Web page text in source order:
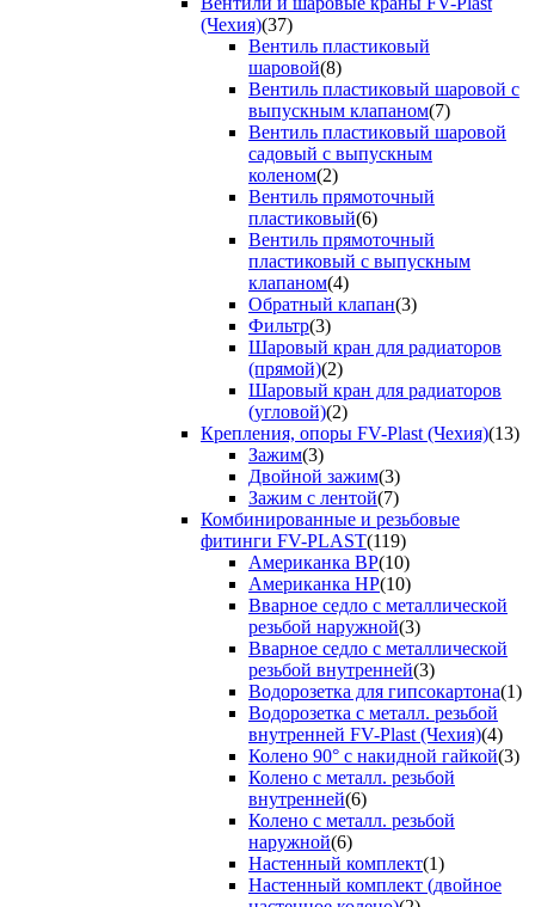
(Чехия)(37)
Вентиль пластиковый
шаровой(8)
Вентиль пластиковый шаровой с
выпускным клапаном(7)
Вентиль пластиковый шаровой
садовый с выпускным
коленом(2)
Вентиль прямоточный
пластиковый(6)
Вентиль прямоточный
пластиковый с выпускным
клапаном(4)
Обратный клапан(3)
Фильтр(3)
Шаровый кран для радиаторов
(прямой)(2)
Шаровый кран для радиаторов
(угловой)(2)
Крепления, опоры FV-Plast (Чехия)(13)
Зажим(3)
Двойной зажим(3)
Зажим с лентой(7)
Комбинированные и резьбовые
фитинги FV-PLAST(119)
Американка ВР(10)
Американка НР(10)
Вварное седло с металлической
резьбой наружной(3)
Вварное седло с металлической
резьбой внутренней(3)
Водорозетка для гипсокартона(1)
Водорозетка с металл. резьбой
внутренней FV-Plast (Чехия)(4)
Колено 90° с накидной гайкой(3)
Колено с металл. резьбой
внутренней(6)
Колено с металл. резьбой
наружной(6)
Настенный комплект(1)
Настенный комплект (двойное